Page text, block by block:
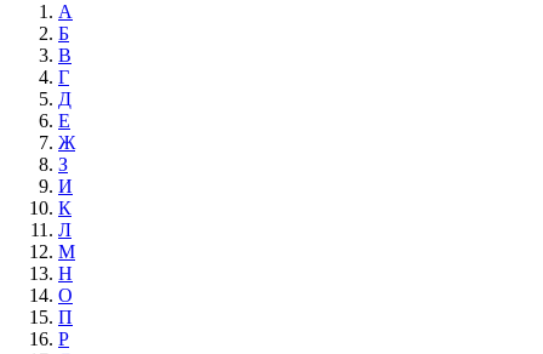
А
Б
В
Г
Д
Е
Ж
З
И
К
Л
М
Н
О
П
Р